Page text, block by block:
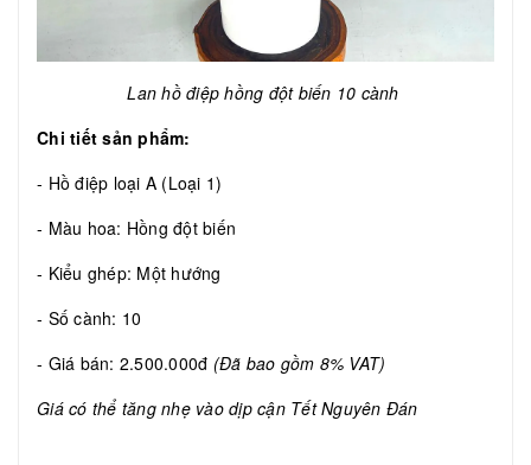
Lan hồ điệp hồng đột biến 10 cành
Chi tiết sản phẩm:
- Hồ điệp loại A (Loại 1)
- Màu hoa: Hồng đột biến
- Kiểu ghép: Một hướng
- Số cành: 10
- Giá bán: 2.500.000đ (Đã bao gồm 8% VAT)
Giá có thể tăng nhẹ vào dịp cận Tết Nguyên Đán